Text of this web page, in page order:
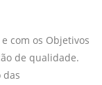
com os Objetivos
de qualidade.
das